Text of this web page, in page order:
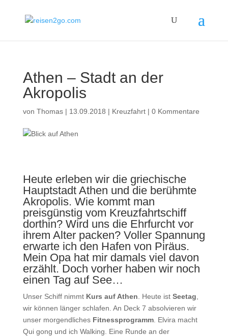
Athen – Stadt an der
Akropolis
von Thomas| 13.09.2018 | Kreuzfahrt| 0 Kommentare
Heute erleben wir die griechische
Hauptstadt Athen und die berühmte
Akropolis. Wie kommt man
preisgünstig vom Kreuzfahrtschiff
dorthin? Wird uns die Ehrfurcht vor
ihrem Alter packen? Voller Spannung
erwarte ich den Hafen von Piräus.
Mein Opa hat mir damals viel davon
erzählt. Doch vorher haben wir noch
einen Tag auf See…
Unser Schiff nimmt Kurs auf Athen . Heute ist Seetag
wir können länger schlafen. An Deck 7 absolvieren wir
unser morgendliches Fitnessprogramm. Elvira macht
Qui gong und ich Walking. Eine Runde an der